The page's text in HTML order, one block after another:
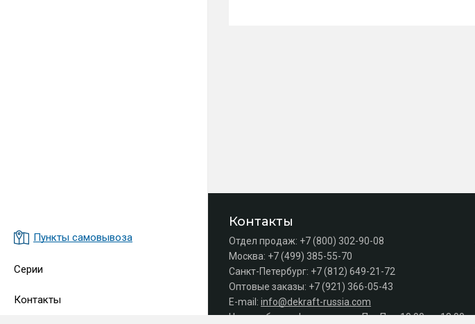
Пункты самовывоза
Серии
Контакты
Контакты
Отдел продаж: +7 (800) 302-90-08
Москва: +7 (499) 385-55-70
Санкт-Петербург: +7 (812) 649-21-72
Оптовые заказы: +7 (921) 366-05-43
E-mail: info@dekraft-russia.com
Часы работы офиса продаж: Пн–Пт с 10:00 до 18:00